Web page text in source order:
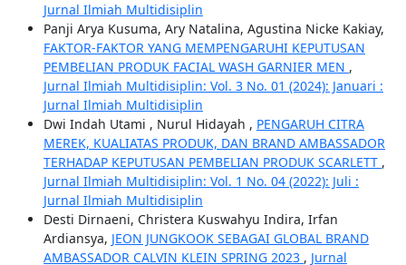
Jurnal Ilmiah Multidisiplin
Panji Arya Kusuma, Ary Natalina, Agustina Nicke Kakiay,
FAKTOR-FAKTOR YANG MEMPENGARUHI KEPUTUSAN
PEMBELIAN PRODUK FACIAL WASH GARNIER MEN ,
Jurnal Ilmiah Multidisiplin: Vol. 3 No. 01 (2024): Januari :
Jurnal Ilmiah Multidisiplin
Dwi Indah Utami , Nurul Hidayah , PENGARUH CITRA
MEREK, KUALIATAS PRODUK, DAN BRAND AMBASSADOR
TERHADAP KEPUTUSAN PEMBELIAN PRODUK SCARLETT ,
Jurnal Ilmiah Multidisiplin: Vol. 1 No. 04 (2022): Juli :
Jurnal Ilmiah Multidisiplin
Desti Dirnaeni, Christera Kuswahyu Indira, Irfan
Ardiansya, JEON JUNGKOOK SEBAGAI GLOBAL BRAND
AMBASSADOR CALVIN KLEIN SPRING 2023 , Jurnal